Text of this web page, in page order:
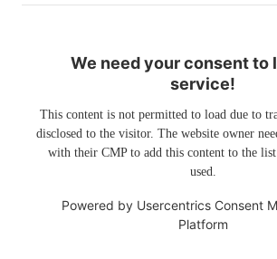
We need your consent to
service!
This content is not permitted to load due to
disclosed to the visitor. The website owner
with their CMP to add this content to the
used.
Powered by Usercentrics Consent
Platform